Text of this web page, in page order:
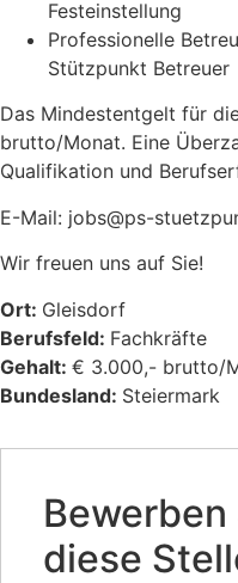
Festeinstellung
Professionelle
Stützpunkt Betreuer
Das Mindestentgelt für
brutto/Monat. Eine
Qualifikation und
E-Mail: jobs@ps-
Wir freuen uns auf Sie!
Ort: Gleisdorf
Berufsfeld: Fachkräfte
Gehalt: € 3.000,- brutto/
Bundesland: Steiermark
diese